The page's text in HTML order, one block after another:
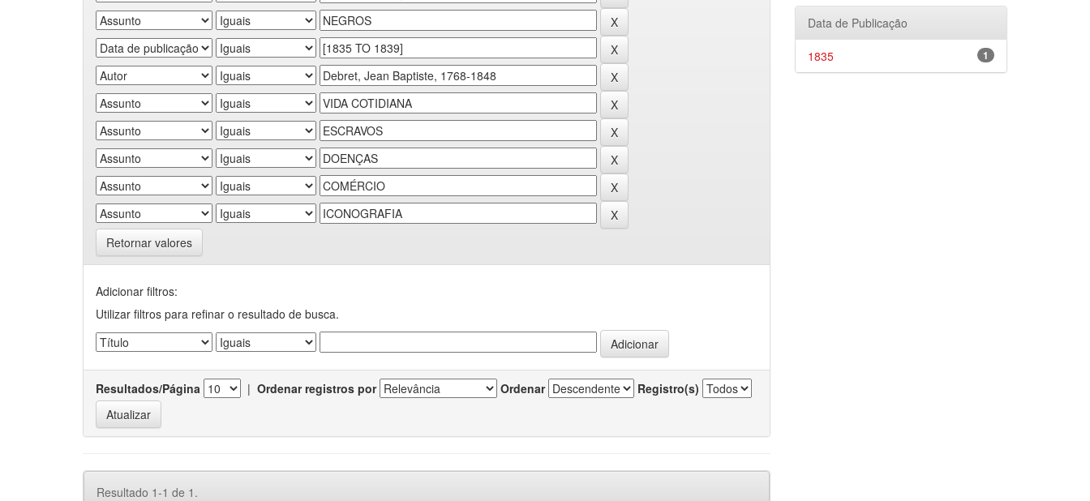
Retornar valores
Adicionar filtros:
Utilizar filtros para refinar o resultado de busca.
Resultados/Página | Ordenar registros por Ordenar Registro(s)
Resultado 1-1 de 1.
Data de Publicação
1
1835